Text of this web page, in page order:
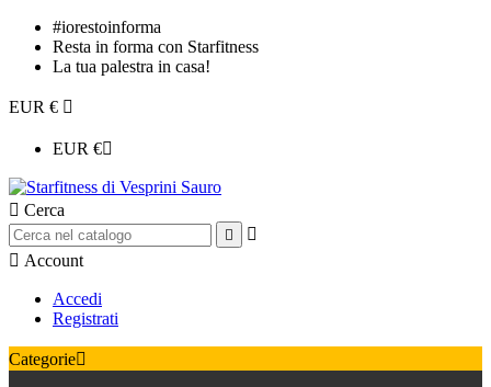
#iorestoinforma
Resta in forma con Starfitness
La tua palestra in casa!
EUR € 
EUR €
 Cerca


 Account
Accedi
Registrati
Categorie